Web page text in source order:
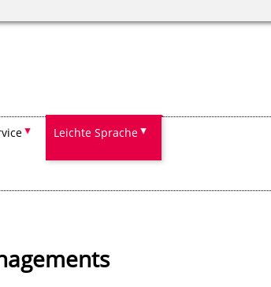
Leichte Sprache